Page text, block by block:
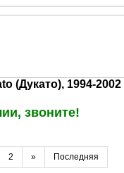
(Дукато), 1994-2002
звоните!
2 » Последняя